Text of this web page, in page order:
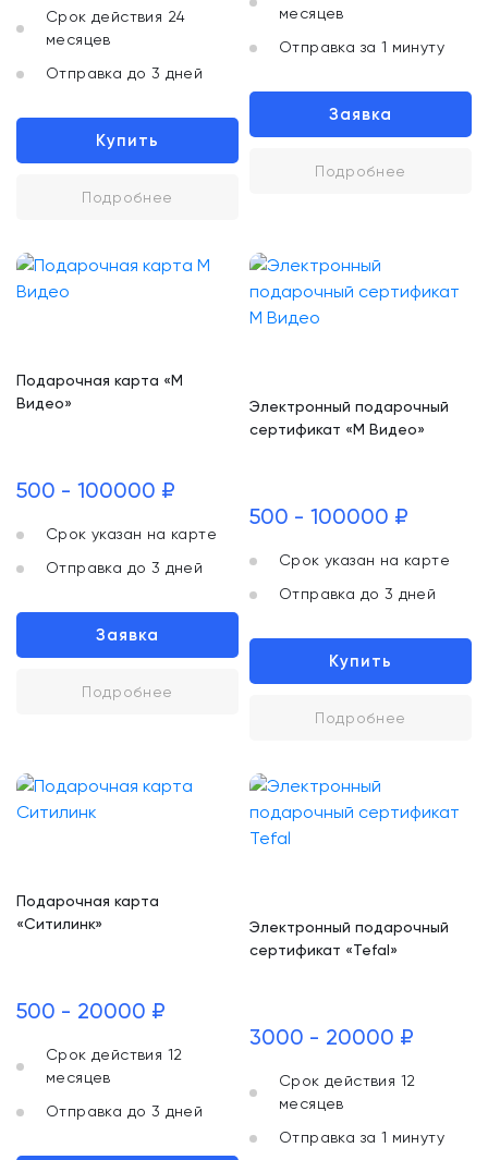
Срок действия 24
месяцев
Отправка до 3 дней
Купить
Подробнее
месяцев
Отправка за 1 минуту
Заявка
Подробнее
Подарочная карта «М
Видео»
500 - 100000 ₽
Срок указан на карте
Отправка до 3 дней
Заявка
Подробнее
Электронный подарочный
сертификат «М Видео»
500 - 100000 ₽
Срок указан на карте
Отправка до 3 дней
Купить
Подробнее
Подарочная карта
«Ситилинк»
500 - 20000 ₽
Срок действия 12
месяцев
Отправка до 3 дней
Электронный подарочный
сертификат «Tefal»
3000 - 20000 ₽
Срок действия 12
месяцев
Отправка за 1 минуту